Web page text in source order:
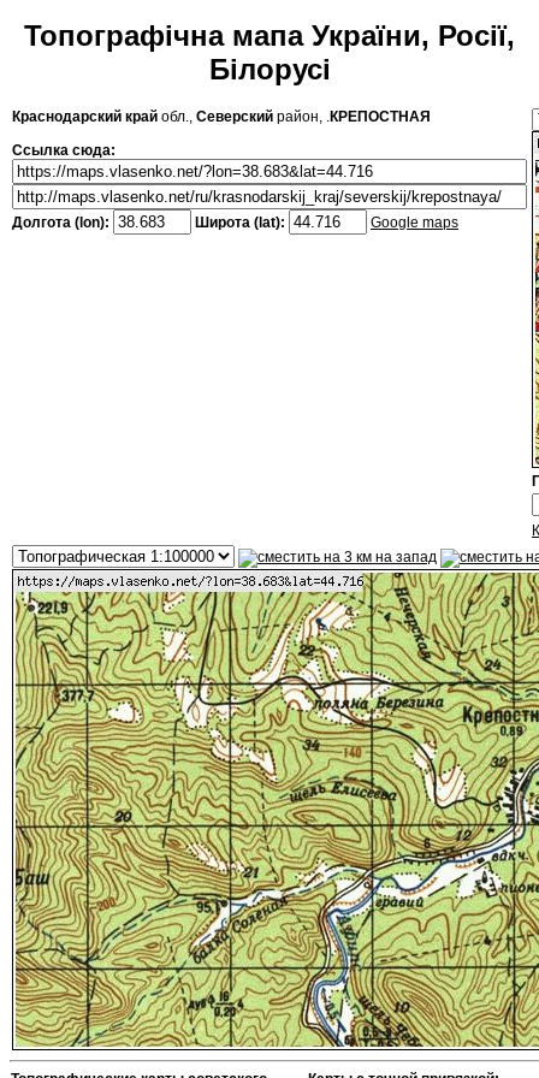
Топографічна мапа України, Росії,
Білорусі
Краснодарский край обл., Северский район, .КРЕПОСТНАЯ
Ссылка сюда:
Долгота (lon): Широта (lat): Google maps